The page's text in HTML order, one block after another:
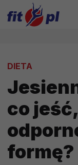
DIETA
co
formę?